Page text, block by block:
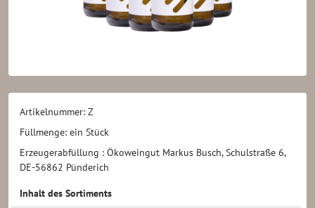
Artikelnummer: Z
Füllmenge: ein Stück
Erzeugerabfüllung : Ökoweingut Markus Busch, Schulstraße 6,
DE-56862 Pünderich
Inhalt des Sortiments